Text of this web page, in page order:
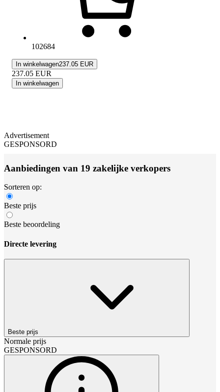
102684
In winkelwagen237.05 EUR
237.05 EUR
In winkelwagen
Advertisement
GESPONSORD
Aanbiedingen van 19 zakelijke verkopers
Sorteren op:
Beste prijs
Beste beoordeling
Directe levering
Beste prijs
Normale prijs
GESPONSORD